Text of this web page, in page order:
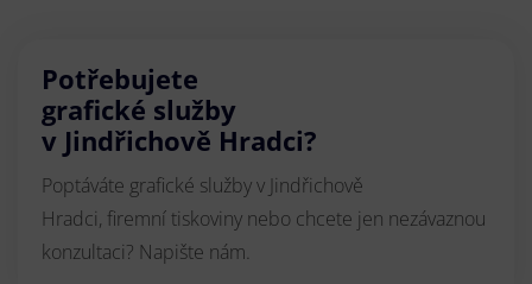
Potřebujete
grafické služby
v Jindřichově Hradci?
Poptáváte grafické služby v Jindřichově
Hradci, firemní tiskoviny nebo chcete jen nezávaznou
konzultaci? Napište nám.